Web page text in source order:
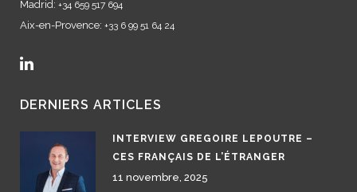
Madrid: +34 659 517 694
Aix-en-Provence: +33 6 99 51 64 24
DERNIERS ARTICLES
INTERVIEW GREGOIRE LEPOUTRE –
CES FRANÇAIS DE L’ÉTRANGER
11 novembre, 2025